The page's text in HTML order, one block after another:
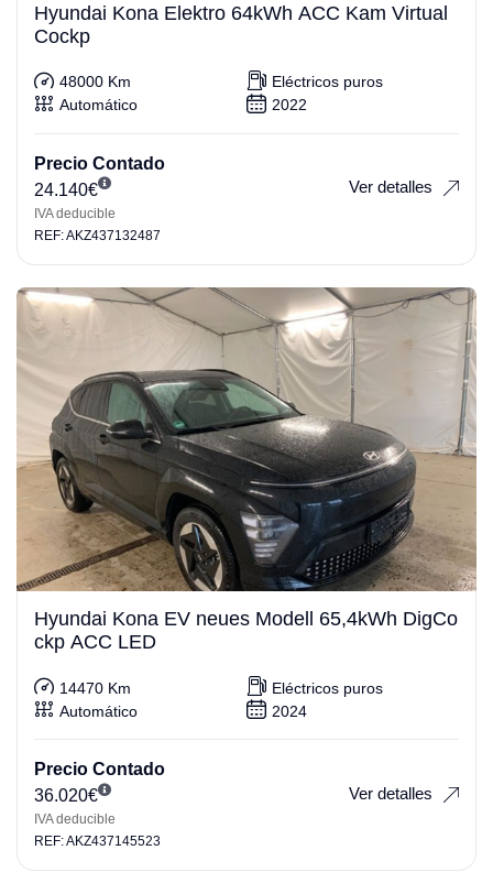
Hyundai Kona Elektro 64kWh ACC Kam Virtual
Cockp
48000 Km
Eléctricos puros
Automático
2022
Precio Contado
24.140€
IVA deducible
Ver detalles
REF: AKZ437132487
Hyundai Kona EV neues Modell 65,4kWh DigCo
ckp ACC LED
14470 Km
Eléctricos puros
Automático
2024
Precio Contado
36.020€
IVA deducible
Ver detalles
REF: AKZ437145523